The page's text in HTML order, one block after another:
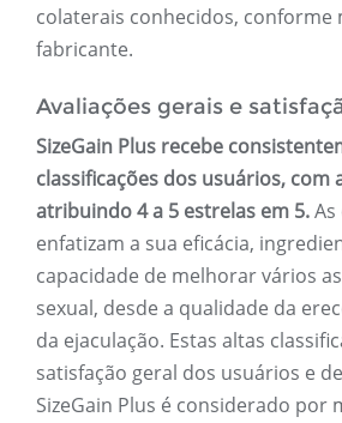
colaterais conhecidos, conforme
fabricante.
Avaliações gerais e
SizeGain Plus recebe
classificações dos usuários, com
atribuindo 4 a 5 estrelas em 5.
enfatizam a sua eficácia,
capacidade de melhorar vários
sexual, desde a qualidade da
da ejaculação. Estas altas
satisfação geral dos usuários e
SizeGain Plus é considerado por